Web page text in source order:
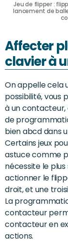
Jeu de flipper :
lancement de
Affecter
clavier à
On appelle cela
possibilité, vous
à un
de
bien abcd dans
Certains jeux
astuce comme
nécessite le
actionner le
droit, et une
La
contacteur
contacteur en
actions.